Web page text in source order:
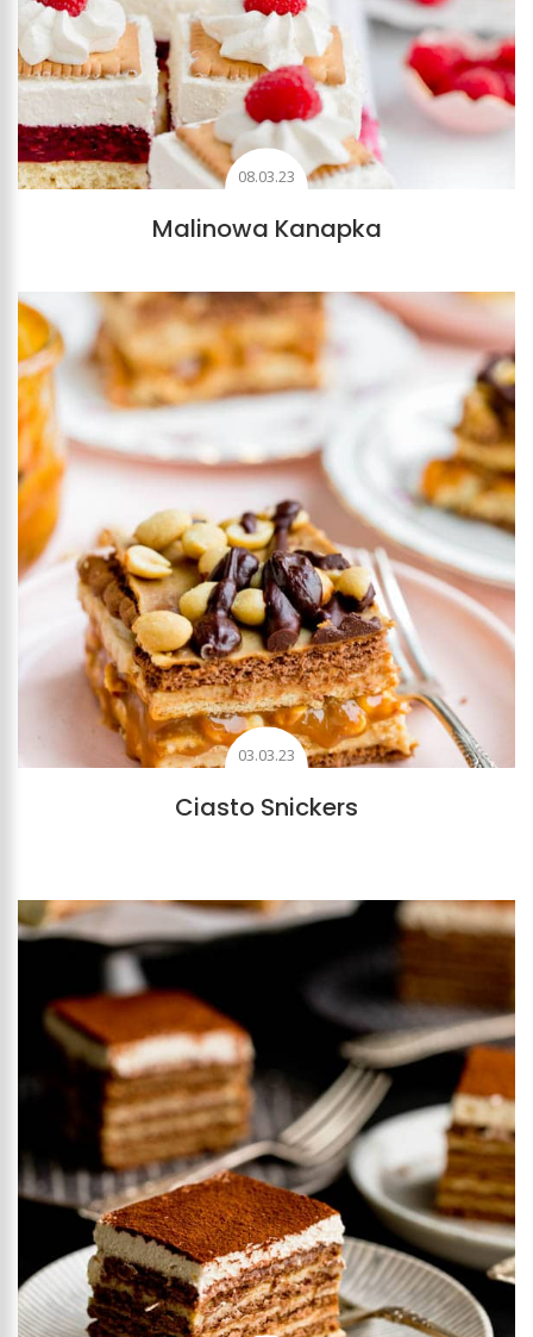
08.03.23
Malinowa Kanapka
03.03.23
Ciasto Snickers